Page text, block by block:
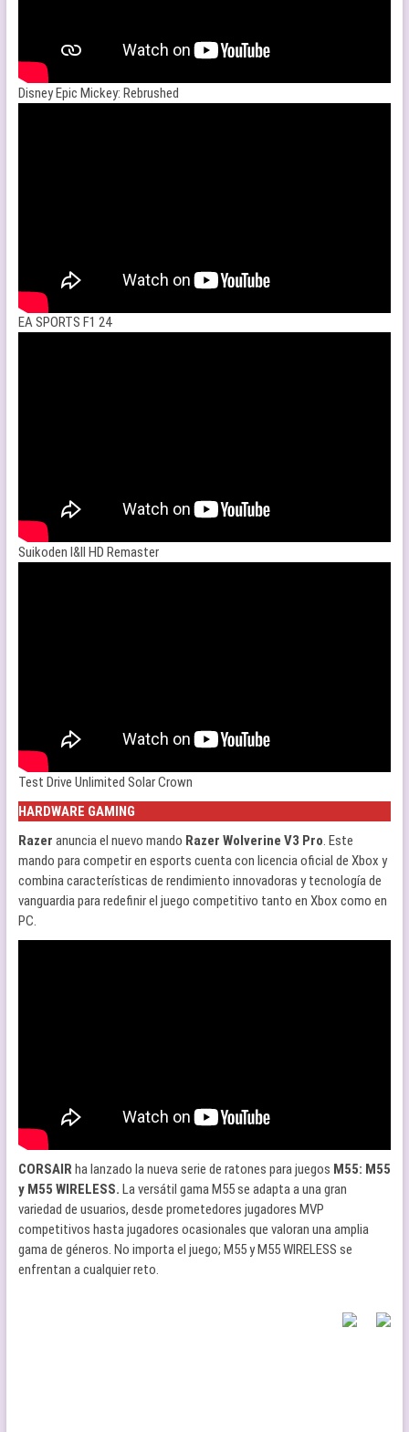
Disney Epic Mickey: Rebrushed
EA SPORTS F1 24
Suikoden I&II HD Remaster
Test Drive Unlimited Solar Crown
HARDWARE GAMING
Razer anuncia el nuevo mando Razer Wolverine V3 Pro. Este
mando para competir en esports cuenta con licencia oficial de Xbox y
combina características de rendimiento innovadoras y tecnología de
vanguardia para redefinir el juego competitivo tanto en Xbox como en
PC.
CORSAIRha lanzado la nueva serie de ratones para juegos M55: M55
y M55 WIRELESS. La versátil gama M55 se adapta a una gran
variedad de usuarios, desde prometedores jugadores MVP
competitivos hasta jugadores ocasionales que valoran una amplia
gama de géneros. No importa el juego; M55 y M55 WIRELESS se
enfrentan a cualquier reto.